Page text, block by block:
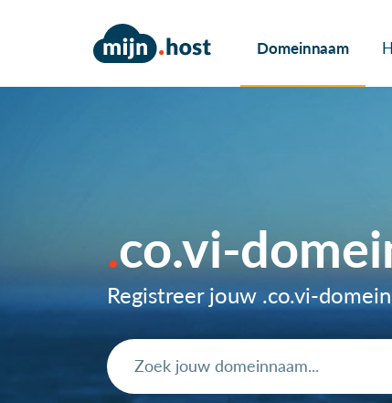
Domeinnaam
co.vi-
Registreer jouw .co.vi-